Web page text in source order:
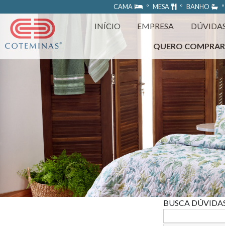
https://www.coteminas.com.br/desenv-web/htm11/
CAMA º MESA º BANHO
INÍCIO EMPRESA
QUERO COMPRAR
BUSCA